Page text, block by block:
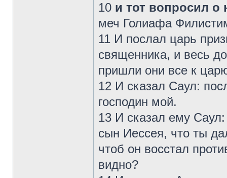
10 и тот вопросил о
меч Голиафа
11 И послал царь
священника, и весь
пришли они все к
12 И сказал Саул:
господин мой.
13 И сказал ему
сын Иессея, что ты
чтоб он восстал
видно?